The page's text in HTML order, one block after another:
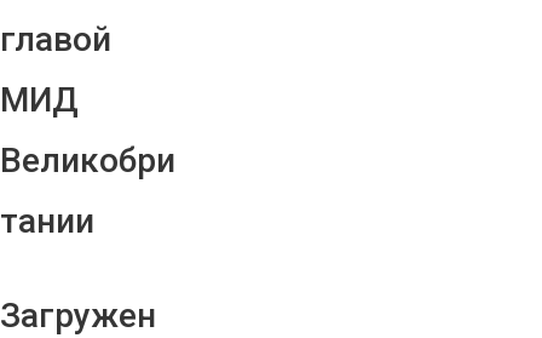
главой
МИД
Великобри
тании
Загружен